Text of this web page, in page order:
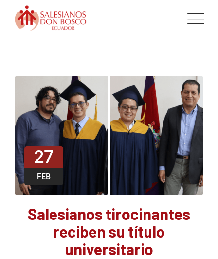
27
FEB
Salesianos tirocinantes
reciben su título
universitario